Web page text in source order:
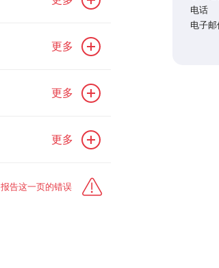
更多
更多
更多
报告这一页的错误
电话
电子邮